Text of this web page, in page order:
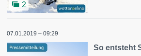
2
07.01.2019 – 09:29
So entsteht